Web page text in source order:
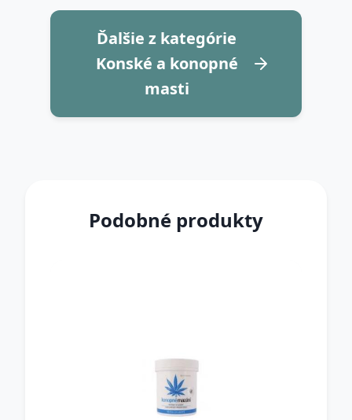
Ďalšie z kategórie
Konské a konopné
masti
Podobné produkty